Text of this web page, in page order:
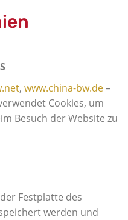
, www.china-bw.de–
Cookies, um
Besuch der Website zu
Festplatte des
werden und